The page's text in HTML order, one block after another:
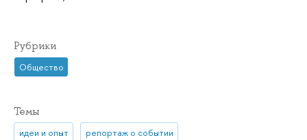
Рубрики
Общество
Темы
идеи и опыт репортаж о событии